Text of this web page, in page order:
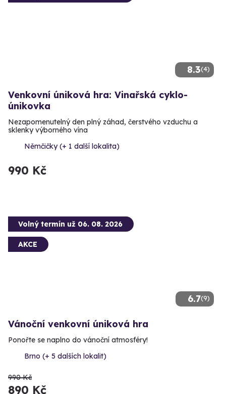
8.3(4)
Venkovní úniková hra: Vinařská cyklo-
únikovka
Nezapomenutelný den plný záhad, čerstvého vzduchu a
sklenky výborného vína
Němčičky (+ 1 další lokalita)
990 Kč
6.7(9)
Volný termín už 06. 08. 2026
AKCE
Vánoční venkovní úniková hra
Ponořte se naplno do vánoční atmosféry!
Brno (+ 5 dalších lokalit)
990 Kč
890 Kč